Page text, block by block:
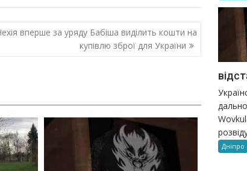
вперше за уряду Бабіша виділить кошти на
купівлю зброї для України
Дніпро